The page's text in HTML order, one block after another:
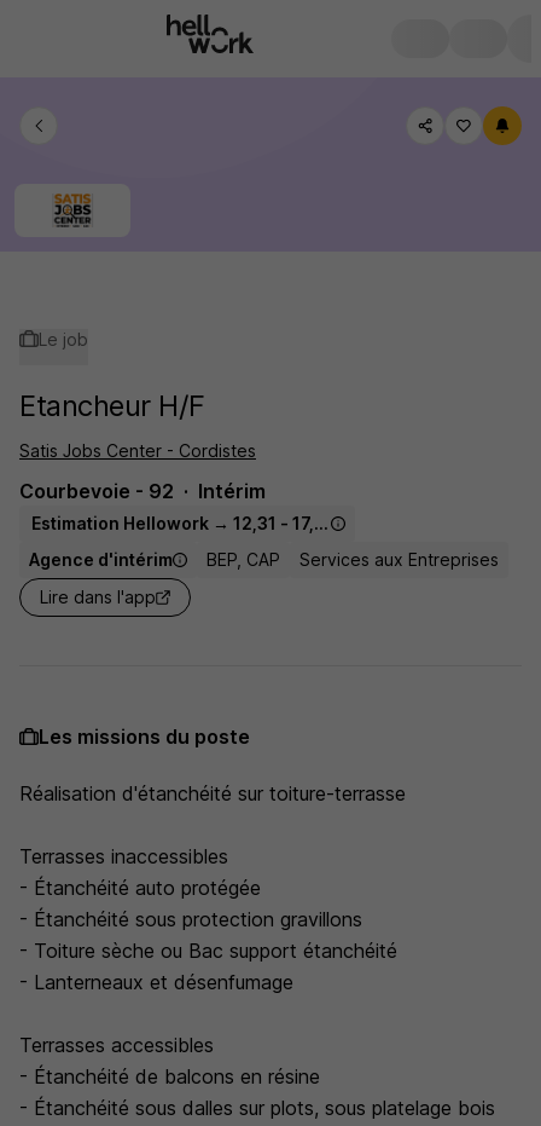
Le job
Etancheur H/F
Satis Jobs Center - Cordistes
Courbevoie - 92 Intérim
Estimation Hellowork → 12,31 - 17,14 € / heure
Agence d'intérim
BEP, CAP
Services aux Entreprises
Lire dans l'app
Les missions du poste
Réalisation d'étanchéité sur toiture-terrasse
Terrasses inaccessibles
- Étanchéité auto protégée
- Étanchéité sous protection gravillons
- Toiture sèche ou Bac support étanchéité
- Lanterneaux et désenfumage
Terrasses accessibles
- Étanchéité de balcons en résine
- Étanchéité sous dalles sur plots, sous platelage bois